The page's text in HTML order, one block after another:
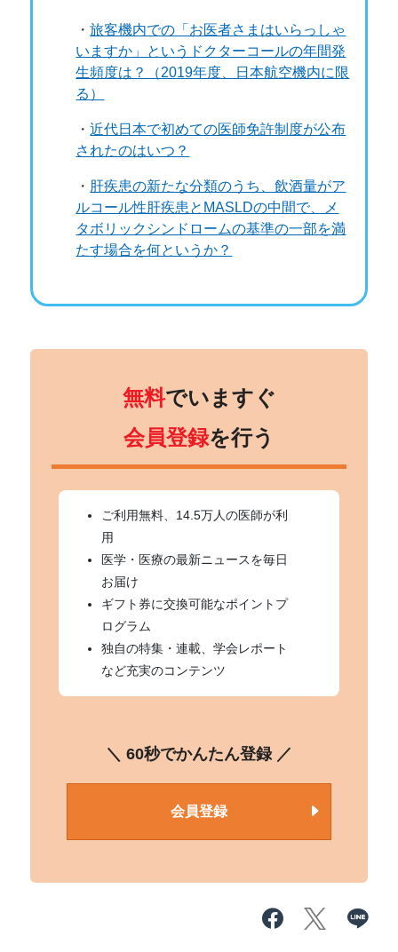
ドカイン注射、ドパミン注射、メチルエルゴメ
トリン注射、オフロキサシン錠は国際線にのみ
搭載されている。
・旅客機内での「お医者さまはいらっしゃ
いますか」というドクターコールの年間発
生頻度は？（2019年度、日本航空機内に限
る）
・近代日本で初めての医師免許制度が公布
されたのはいつ？
・ 肝疾患の新たな分類のうち、飲酒量がア
ルコール性肝疾患とMASLDの中間で、メ
タボリックシンドロームの基準の一部を満
たす場合を何というか？
無料でいますぐ
会員登録を行う
ご利用無料、14.5万人の医師が利
用
医学・医療の最新ニュースを毎日
お届け
ギフト券に交換可能なポイントプ
ログラム
独自の特集・連載、学会レポート
など充実のコンテンツ
＼ 60秒でかんたん登録 ／
会員登録